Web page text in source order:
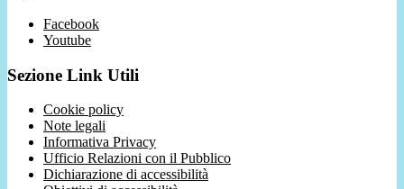
Facebook
Youtube
Sezione Link Utili
Cookie policy
Note legali
Informativa Privacy
Ufficio Relazioni con il Pubblico
Dichiarazione di accessibilità